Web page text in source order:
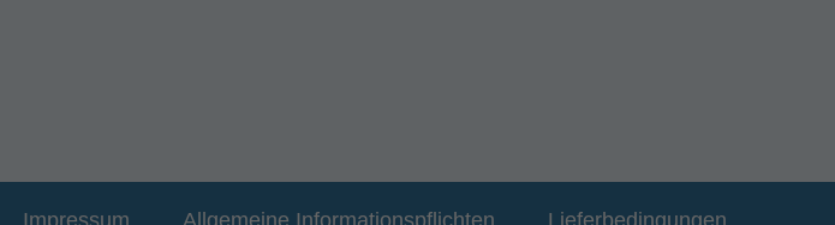
Impressum Allgemeine Informationspflichten Lieferbedingungen